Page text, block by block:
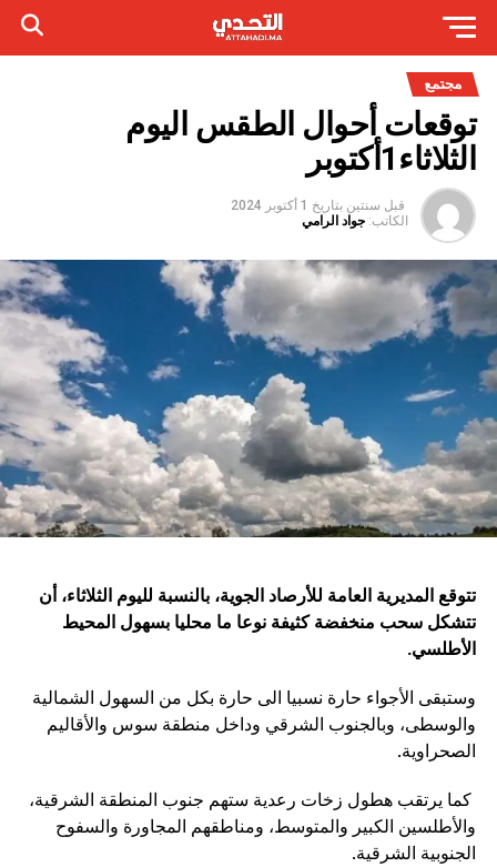
مجتمع
توقعات أحوال الطقس اليوم
الثلاثاء1أكتوبر
قبل سنتين بتاريخ 1 أكتوبر 2024
الكاتب: جواد الرامي
تتوقع المديرية العامة للأرصاد الجوية، بالنسبة لليوم الثلاثاء، أن
تتشكل سحب منخفضة كثيفة نوعا ما محليا بسهول المحيط
الأطلسي.
وستبقى الأجواء حارة نسبيا الى حارة بكل من السهول الشمالية
والوسطى، وبالجنوب الشرقي وداخل منطقة سوس والأقاليم
الصحراوية.
كما يرتقب هطول زخات رعدية ستهم جنوب المنطقة الشرقية،
والأطلسين الكبير والمتوسط، ومناطقهم المجاورة والسفوح
الجنوبية الشرقية.